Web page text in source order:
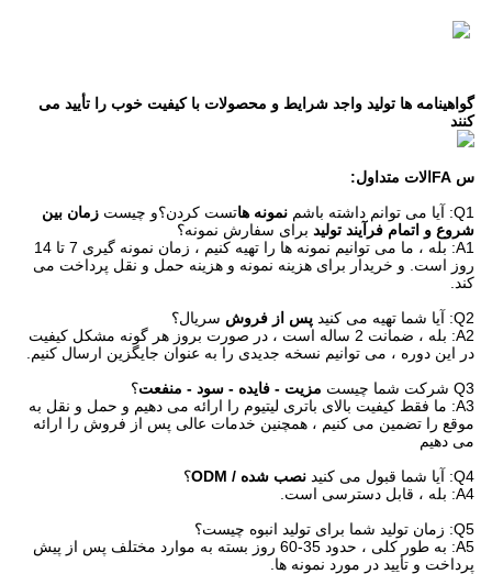
کنند
س FAالات متداول:
Q1: آیا می توانم داشته باشم
نمونه هاتست کردن؟و چیست زمان بین
شروع و اتمام فرآیند تولید برای سفارش نمونه؟
A1: بله ، ما می توانیم نمونه ها را تهیه کنیم ، زمان نمونه گیری 7 تا 14
روز است. و خریدار برای هزینه نمونه و هزینه حمل و نقل پرداخت می
کند.
Q2: آیا شما تهیه می کنید
پس از فروش سریال؟
A2: بله ، ضمانت 2 ساله است ، در صورت بروز هر گونه مشکل کیفیت
در این دوره ، می توانیم نسخه جدیدی را به عنوان جایگزین ارسال کنیم.
Q3 شرکت شما چیست
مزیت - فایده - سود - منفعت؟
A3: ما فقط کیفیت بالای باتری لیتیوم را ارائه می دهیم و حمل و نقل به
موقع را تضمین می کنیم ، همچنین خدمات عالی پس از فروش را ارائه
می دهیم
Q4: آیا شما قبول می کنید
نصب شده / ODM
؟
A4: بله ، قابل دسترسی است.
Q5: زمان تولید شما برای تولید انبوه چیست؟
A5: به طور کلی ، حدود 35-60 روز بسته به موارد مختلف پس از پیش
پرداخت و تأیید در مورد نمونه ها.